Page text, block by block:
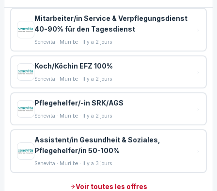
Mitarbeiter/in Service & Verpflegungsdienst
40-90% für den Tagesdienst
Senevita · Muri be · Il y a 2 jours
Koch/Köchin EFZ 100%
Senevita · Muri be · Il y a 2 jours
Pflegehelfer/-in SRK/AGS
Senevita · Muri be · Il y a 2 jours
Assistent/in Gesundheit & Soziales,
Pflegehelfer/in 50-100%
Senevita · Muri be · Il y a 3 jours
Voir toutes les offres